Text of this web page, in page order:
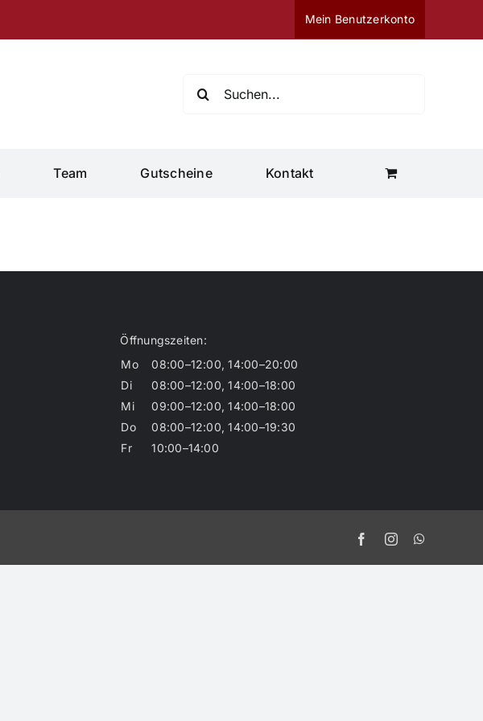
Mein Benutzerkonto
nach:
Team Gutscheine Kontakt
Öffnungszeiten:
Mo
08:00–12:00, 14:00–20:00
Di
08:00–12:00, 14:00–18:00
Mi
09:00–12:00, 14:00–18:00
Do
08:00–12:00, 14:00–19:30
Fr
10:00–14:00
FacebookInstagram